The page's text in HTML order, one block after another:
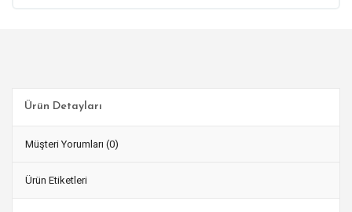
Ürün Detayları
Müşteri Yorumları (0)
Ürün Etiketleri